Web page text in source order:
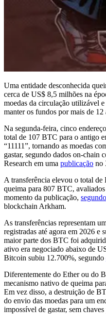
Uma entidade desconhecida
cerca de US$ 8,5 milhões na
moedas da circulação utilizável
manter os fundos por mais de 12
Na segunda-feira, cinco
total de 107 BTC para o antigo
“11111”, tornando as moedas
gastar, segundo dados on-chain
Research em uma publicação no
A transferência elevou o total
queima para 807 BTC,
momento da publicação, segundo
blockchain Arkham.
As transferências representam
registradas até agora em 2026 e
maior parte dos BTC foi
ativo era negociado abaixo de
Bitcoin subiu 12.700%, segundo
Diferentemente do Ether ou do
mecanismo nativo de queima
Em vez disso, a destruição de
do envio das moedas para um
impossível de gastar, sem